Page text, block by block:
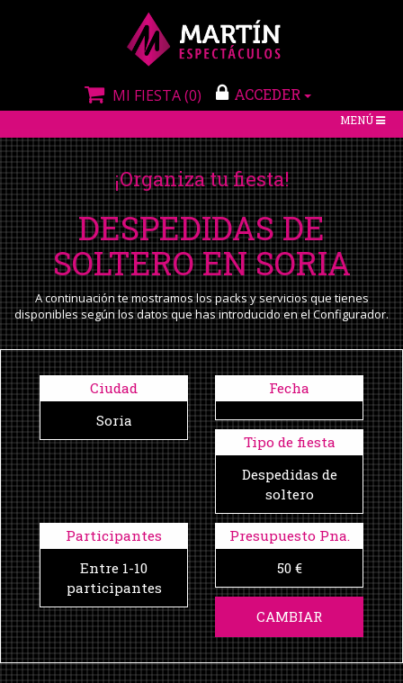
MI FIESTA(0) ACCEDER
TOGGLE
MENÚ
¡Organiza tu fiesta!
DESPEDIDAS DE
SOLTERO EN SORIA
A continuación te mostramos los packs y servicios que tienes
disponibles según los datos que has introducido en el Configurador.
Ciudad
Soria
Fecha
Tipo de fiesta
Despedidas de
soltero
Participantes
Entre 1-10
participantes
Presupuesto Pna.
50 €
CAMBIAR